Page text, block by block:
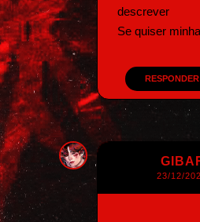
descrever
Se quiser
RESPONDER
23/12/